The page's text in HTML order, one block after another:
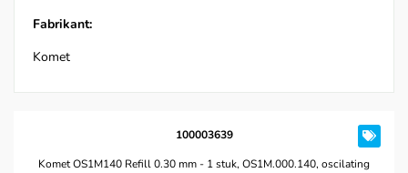
Fabrikant:
Komet
100003639
Komet OS1M140 Refill 0.30 mm - 1 stuk, OS1M.000.140, oscilating